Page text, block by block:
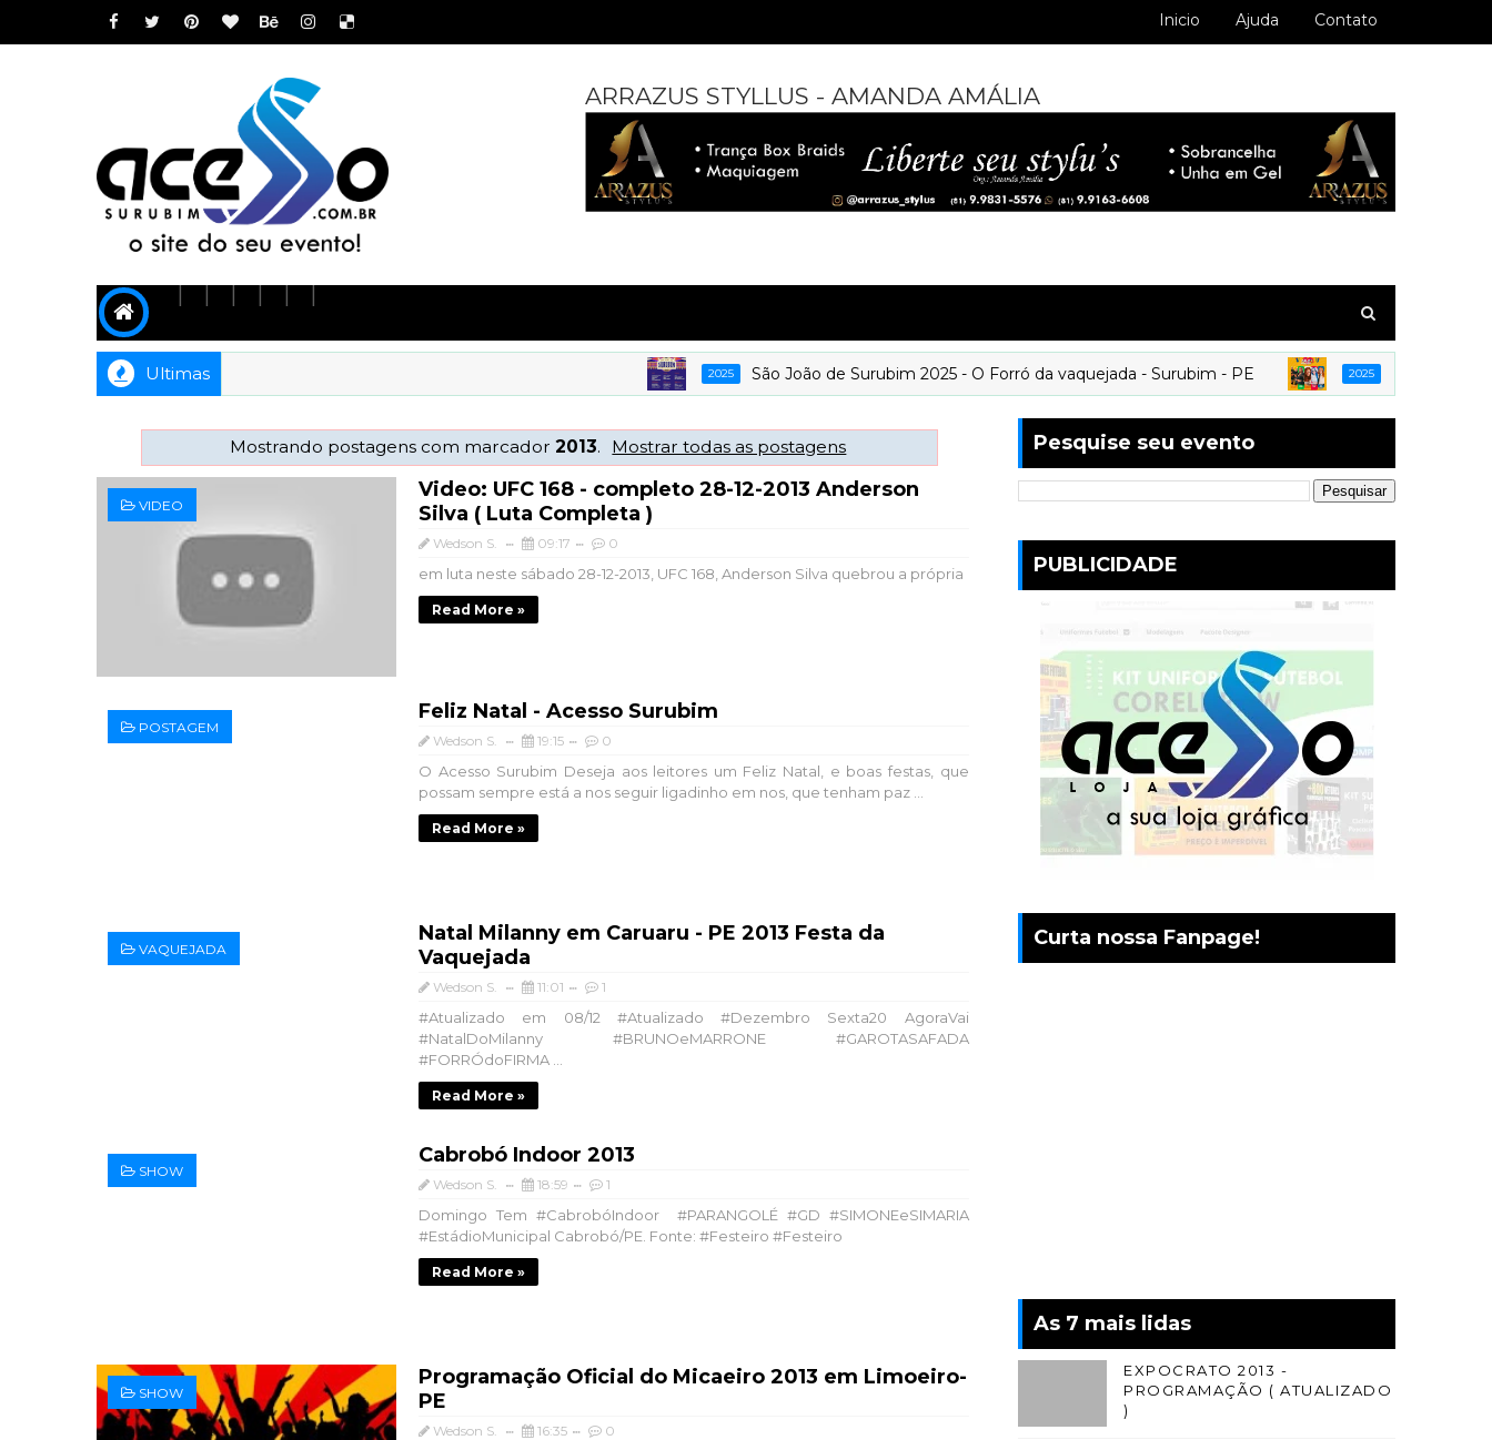
Inicio Ajuda Contato
ARRAZUS STYLLUS - AMANDA AMÁLIA
Ultimas 2025 São João de Surubim 2025 - O Forró da vaquejada - Surubim - PE 2025 CAMAROTE GALO
Mostrando postagens com marcador2013. Mostrar todas as postagens
VIDEO
Video: UFC 168 - completo 28-12-2013 Anderson
Silva ( Luta Completa )
Wedson S. 09:17 0
em luta neste sábado 28-12-2013, UFC 168, Anderson Silva quebrou a própria
Read More »
POSTAGEM
Feliz Natal - Acesso Surubim
Wedson S. 19:15 0
O Acesso Surubim Deseja aos leitores um Feliz Natal, e boas festas, que
possam sempre está a nos seguir ligadinho em nos, que tenham paz ...
Read More »
VAQUEJADA
Natal Milanny em Caruaru - PE 2013 Festa da
Vaquejada
Wedson S. 11:01 1
#Atualizado em 08/12 #Atualizado #Dezembro Sexta20 AgoraVai
#NatalDoMilanny #BRUNOeMARRONE #GAROTASAFADA
#FORRÓdoFIRMA ...
Read More »
SHOW
Cabrobó Indoor 2013
Wedson S. 18:59 1
Domingo Tem #CabrobóIndoor #PARANGOLÉ #GD #SIMONEeSIMARIA
#EstádioMunicipal Cabrobó/PE. Fonte: #Festeiro #Festeiro
Read More »
SHOW
Programação Oficial do Micaeiro 2013 em Limoeiro-
PE
Wedson S. 16:35 0
Pesquise seu evento
PUBLICIDADE
Curta nossa Fanpage!
As 7 mais lidas
EXPOCRATO 2013 -
PROGRAMAÇÃO ( ATUALIZADO
)